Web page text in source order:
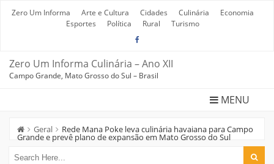
Zero Um Informa Arte e Cultura Cidades Culinária
Economia
Esportes
Política Rural Turismo
Zero Um Informa Culinária – Ano XII
Campo Grande, Mato Grosso do Sul – Brasil
MENU
Geral Rede Mana Poke leva culinária havaiana para Campo
Grande e prevê plano de expansão em Mato Grosso do Sul